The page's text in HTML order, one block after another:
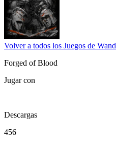
Volver a todos los Juegos de Wand
Forged of Blood
Jugar con
Descargas
456